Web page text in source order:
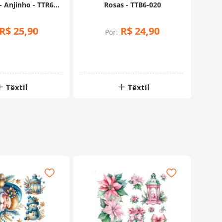
- TTR6N-
25,90
Têxtil
Rosas - TTB6-020
Por: R$24,90
Têxtil